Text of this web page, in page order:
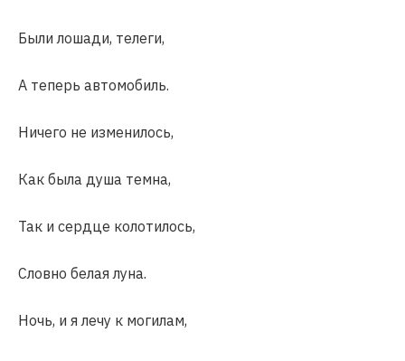
Были лошади, телеги,
А теперь автомобиль.
Ничего не изменилось,
Как была душа темна,
Так и сердце колотилось,
Словно белая луна.
Ночь, и я лечу к могилам,